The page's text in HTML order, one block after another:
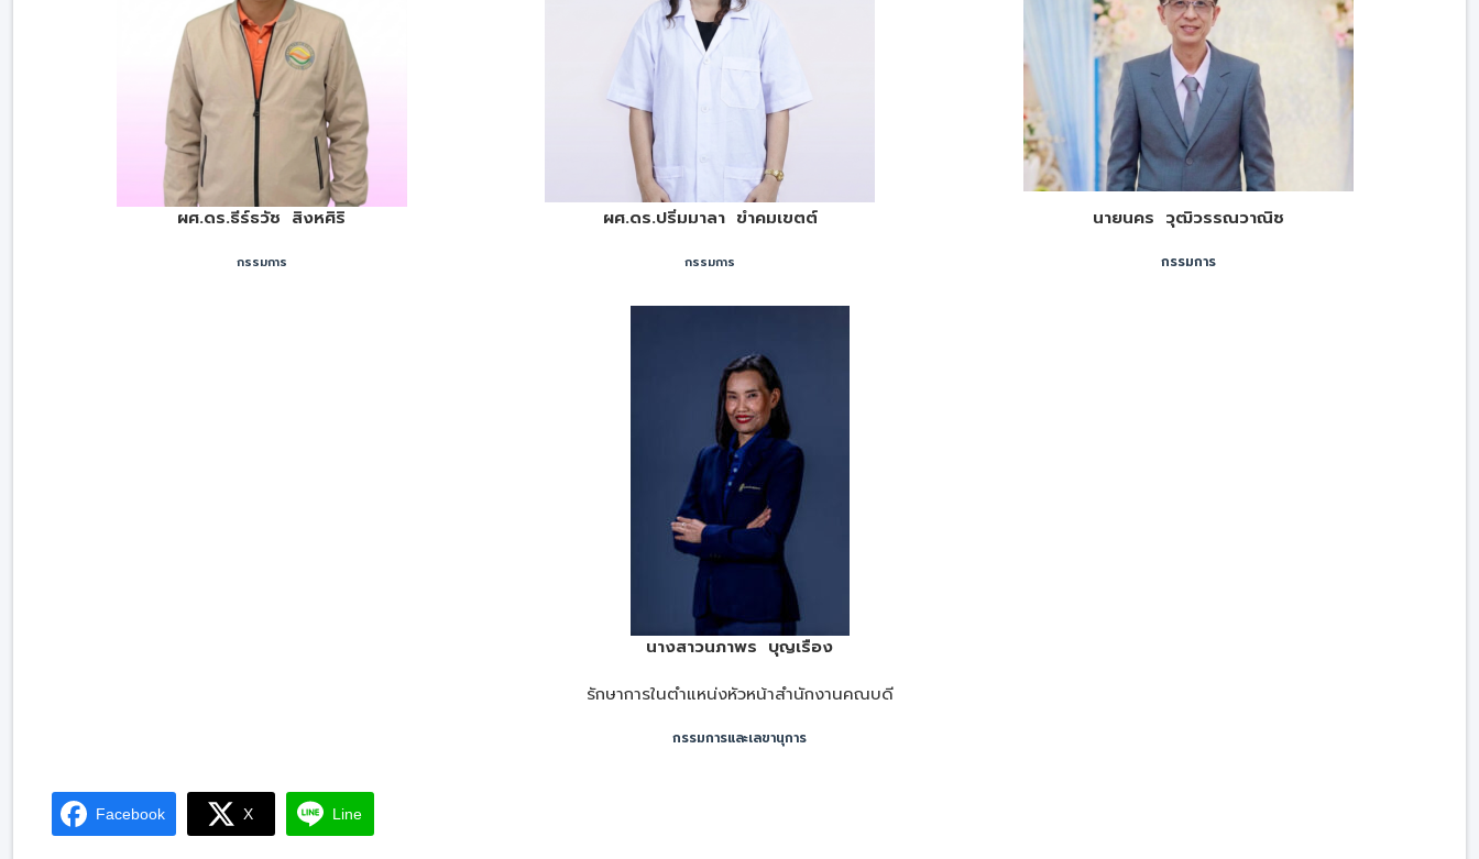
ผศ.ดร.ธีร์ธวัช สิงหศิริ
กรรมการ
ผศ.ดร.ปริ่มมาลา ขำคมเขตต์
กรรมการ
นายนคร วุฒิวรรณวาณิช
กรรมการ
นางสาวนภาพร บุญเรือง
รักษาการในตำแหน่งหัวหน้าสำนักงานคณบดี
กรรมการและเลขานุการ
Facebook X Line